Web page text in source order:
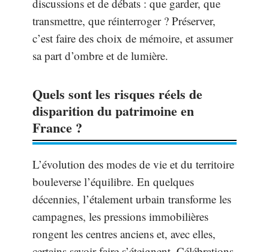
discussions et de débats : que garder, que
transmettre, que réinterroger ? Préserver,
c’est faire des choix de mémoire, et assumer
sa part d’ombre et de lumière.
Quels sont les risques réels de
disparition du patrimoine en
France ?
L’évolution des modes de vie et du territoire
bouleverse l’équilibre. En quelques
décennies, l’étalement urbain transforme les
campagnes, les pressions immobilières
rongent les centres anciens et, avec elles,